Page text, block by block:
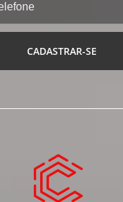
CADASTRAR-SE